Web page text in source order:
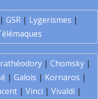
GSR| Lygerismes |
| Chomsky|
| Galois | Kornaros |
| Vinci | Vivaldi |